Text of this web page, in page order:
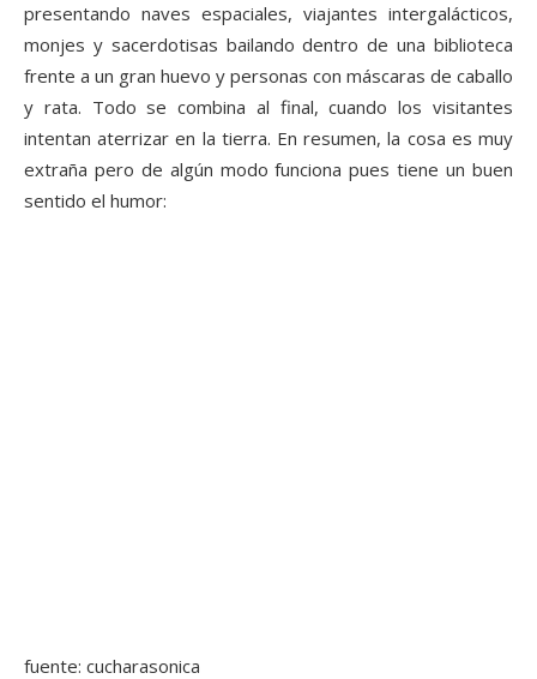
presentando naves espaciales, viajantes intergalácticos,
monjes y sacerdotisas bailando dentro de una biblioteca
frente a un gran huevo y personas con máscaras de caballo
y rata. Todo se combina al final, cuando los visitantes
intentan aterrizar en la tierra. En resumen, la cosa es muy
extraña pero de algún modo funciona pues tiene un buen
sentido el humor:
fuente: cucharasonica